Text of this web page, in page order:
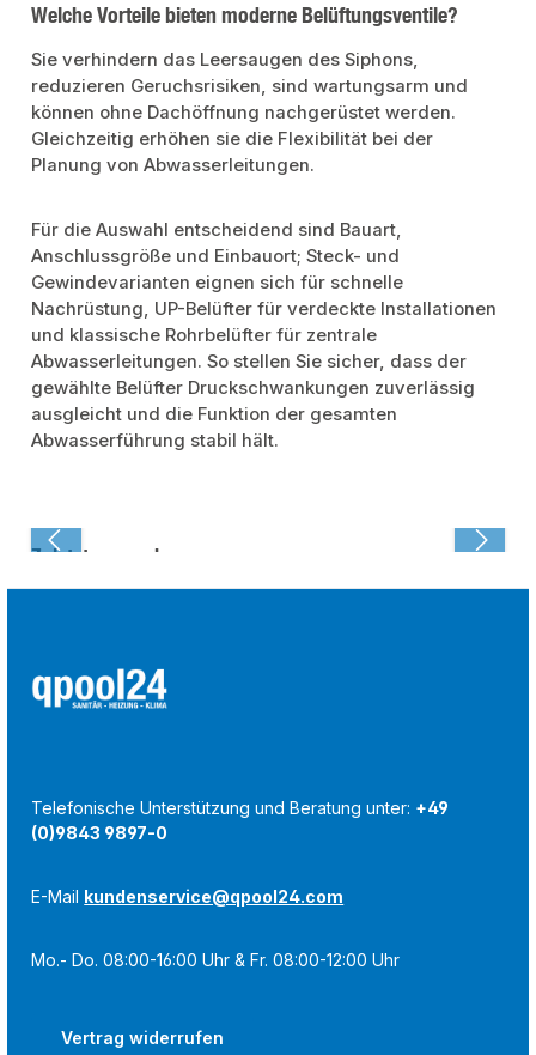
Welche Vorteile bieten moderne Belüftungsventile?
Sie verhindern das Leersaugen des Siphons,
reduzieren Geruchsrisiken, sind wartungsarm und
können ohne Dachöffnung nachgerüstet werden.
Gleichzeitig erhöhen sie die Flexibilität bei der
Planung von Abwasserleitungen.
Für die Auswahl entscheidend sind Bauart,
Anschlussgröße und Einbauort; Steck- und
Gewindevarianten eignen sich für schnelle
Nachrüstung, UP-Belüfter für verdeckte Installationen
und klassische Rohrbelüfter für zentrale
Abwasserleitungen. So stellen Sie sicher, dass der
gewählte Belüfter Druckschwankungen zuverlässig
ausgleicht und die Funktion der gesamten
Abwasserführung stabil hält.
Zuletzt angesehen:
Telefonische Unterstützung und Beratung unter: +49
(0)9843 9897-0
E-Mail kundenservice@qpool24.com
Mo.- Do. 08:00-16:00 Uhr & Fr. 08:00-12:00 Uhr
Vertrag widerrufen